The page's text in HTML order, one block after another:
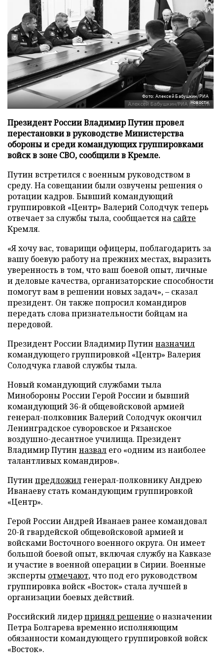
Фото: Алексей Бабушкин/РИА
Новости
Президент России Владимир Путин провел
перестановки в руководстве Министерства
обороны и среди командующих группировками
войск в зоне СВО, сообщили в Кремле.
Путин встретился с военным руководством в
среду. На совещании были озвучены решения о
ротации кадров. Бывший командующий
группировкой «Центр» Валерий Солодчук теперь
отвечает за службы тыла, сообщается на сайте
Кремля.
«Я хочу вас, товарищи офицеры, поблагодарить за
вашу боевую работу на прежних местах, выразить
уверенность в том, что ваш боевой опыт, личные
и деловые качества, организаторские способности
помогут вам в решении новых задач», – сказал
президент. Он также попросил командиров
передать слова признательности бойцам на
передовой.
Президент России Владимир Путин назначил
командующего группировкой «Центр» Валерия
Солодчука главой службы тыла.
Новый командующий службами тыла
Минобороны России Герой России и бывший
командующий 36-й общевойсковой армией
генерал-полковник Валерий Солодчук окончил
Ленинградское суворовское и Рязанское
воздушно-десантное училища. Президент
Владимир Путин назвал его «одним из наиболее
талантливых командиров».
Путин предложилгенерал-полковнику Андрею
Иванаеву стать командующим группировкой
«Центр».
Герой России Андрей Иванаев ранее командовал
20-й гвардейской общевойсковой армией и
войсками Восточного военного округа. Он имеет
большой боевой опыт, включая службу на Кавказе
и участие в военной операции в Сирии. Военные
эксперты отмечают, что под его руководством
группировка войск «Восток» стала лучшей в
организации боевых действий.
Российский лидерпринял решение о назначении
Петра Болгарева временно исполняющим
обязанности командующего группировкой войск
«Восток».